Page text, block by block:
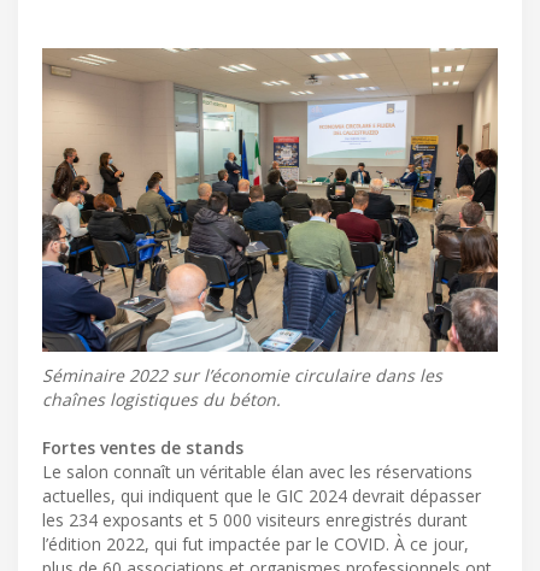
Séminaire 2022 sur l’économie circulaire dans les
chaînes logistiques du béton.
Fortes ventes de stands
Le salon connaît un véritable élan avec les réservations
actuelles, qui indiquent que le GIC 2024 devrait dépasser
les 234 exposants et 5 000 visiteurs enregistrés durant
l’édition 2022, qui fut impactée par le COVID. À ce jour,